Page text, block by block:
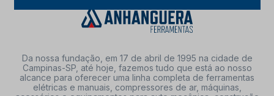
Da nossa fundação, em 17 de abril de 1995 na cidade de
Campinas-SP, até hoje, fazemos tudo que está ao nosso
alcance para oferecer uma linha completa de ferramentas
elétricas e manuais, compressores de ar, máquinas,